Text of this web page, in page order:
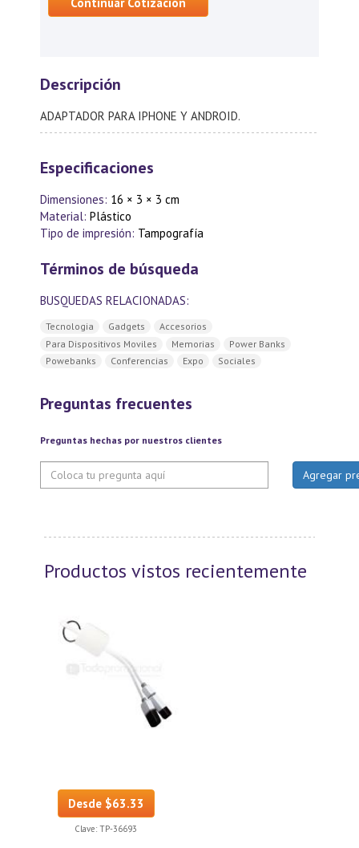
Descripción
ADAPTADOR PARA IPHONE Y ANDROID.
Especificaciones
Dimensiones: 16 × 3 × 3 cm
Material: Plástico
Tipo de impresión: Tampografía
Términos de búsqueda
BUSQUEDAS RELACIONADAS:
Tecnologia Gadgets
Accesorios
Para Dispositivos Moviles
Memorias
Power Banks
Powebanks
Conferencias Expo Sociales
Preguntas frecuentes
Preguntas hechas por nuestros clientes
Productos vistos recientemente
Desde $63.33
Clave: TP-36693